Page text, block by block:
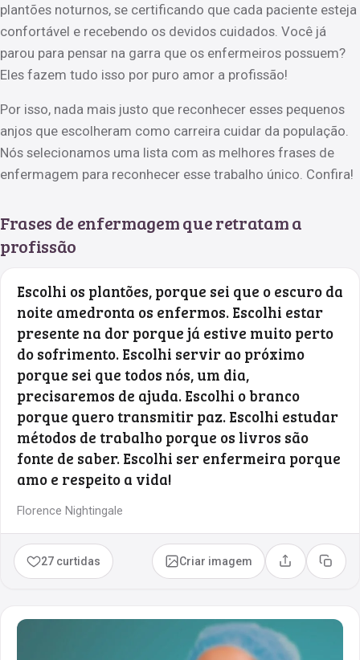
plantões noturnos, se certificando que cada paciente esteja
confortável e recebendo os devidos cuidados. Você já
parou para pensar na garra que os enfermeiros possuem?
Eles fazem tudo isso por puro amor a profissão!
Por isso, nada mais justo que reconhecer esses pequenos
anjos que escolheram como carreira cuidar da população.
Nós selecionamos uma lista com as melhores frases de
enfermagem para reconhecer esse trabalho único. Confira!
Frases de enfermagem que retratam a
profissão
Escolhi os plantões, porque sei que o escuro da
noite amedronta os enfermos. Escolhi estar
presente na dor porque já estive muito perto
do sofrimento. Escolhi servir ao próximo
porque sei que todos nós, um dia,
precisaremos de ajuda. Escolhi o branco
porque quero transmitir paz. Escolhi estudar
métodos de trabalho porque os livros são
fonte de saber. Escolhi ser enfermeira porque
amo e respeito a vida!
Florence Nightingale
27 curtidas Criar imagem Compartilhar
Copiar